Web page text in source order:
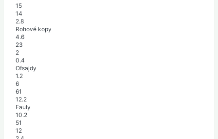
15
14
2.8
Rohové kopy
4.6
23
2
0.4
Ofsajdy
1.2
6
61
12.2
Fauly
10.2
51
12